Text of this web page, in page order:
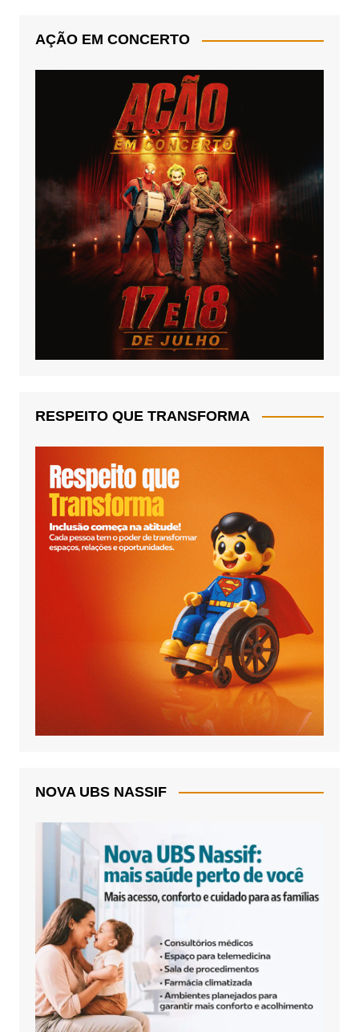
AÇÃO EM CONCERTO
RESPEITO QUE TRANSFORMA
NOVA UBS NASSIF